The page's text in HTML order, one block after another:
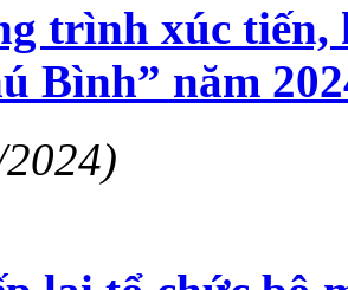
trình xúc tiến,
Bình” năm